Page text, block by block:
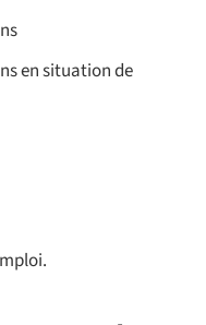
en situation de